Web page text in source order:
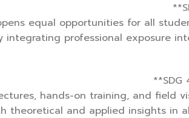
equal opportunities for all
integrating professional exposure
hands-on training, and field
theoretical and applied insights in